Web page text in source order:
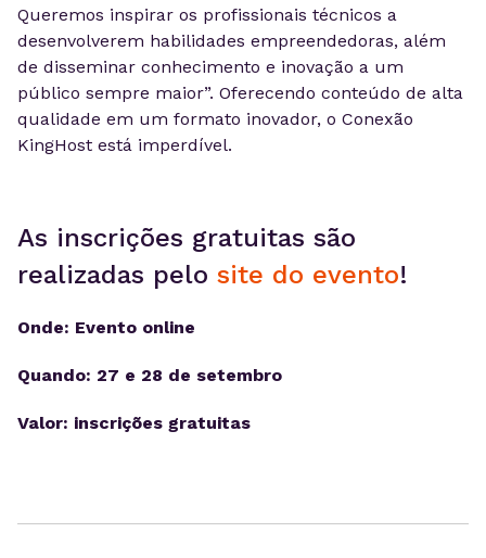
Queremos inspirar os profissionais técnicos a
desenvolverem habilidades empreendedoras, além
de disseminar conhecimento e inovação a um
público sempre maior”. Oferecendo conteúdo de alta
qualidade em um formato inovador, o Conexão
KingHost está imperdível.
As inscrições gratuitas são
realizadas pelo site do evento!
Onde: Evento online
Quando: 27 e 28 de setembro
Valor: inscrições gratuitas